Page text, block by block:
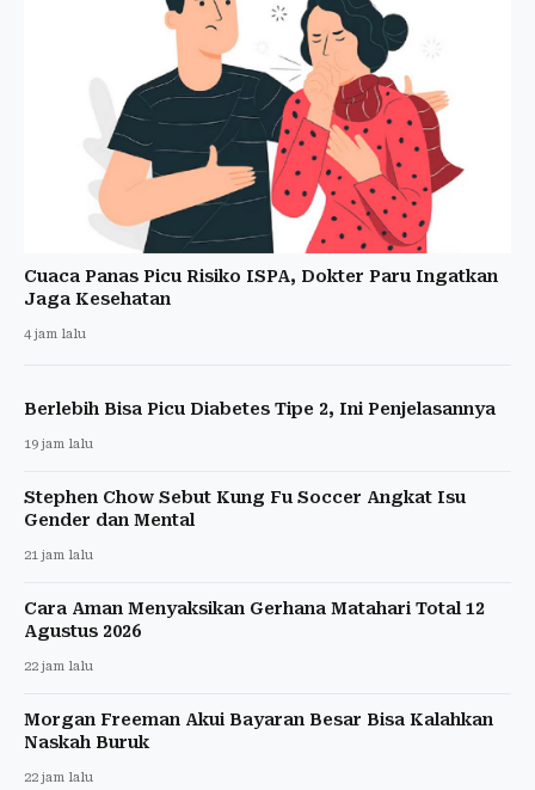
Cuaca Panas Picu Risiko ISPA, Dokter Paru Ingatkan
Jaga Kesehatan
4 jam lalu
Berlebih Bisa Picu Diabetes Tipe 2, Ini Penjelasannya
19 jam lalu
Stephen Chow Sebut Kung Fu Soccer Angkat Isu
Gender dan Mental
21 jam lalu
Cara Aman Menyaksikan Gerhana Matahari Total 12
Agustus 2026
22 jam lalu
Morgan Freeman Akui Bayaran Besar Bisa Kalahkan
Naskah Buruk
22 jam lalu